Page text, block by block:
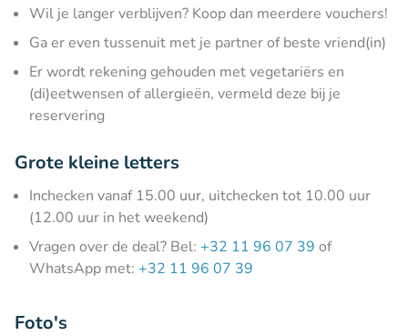
Wil je langer verblijven? Koop dan meerdere vouchers!
Ga er even tussenuit met je partner of beste vriend(in)
Er wordt rekening gehouden met vegetariërs en
(di)eetwensen of allergieën, vermeld deze bij je
reservering
Grote kleine letters
Inchecken vanaf 15.00 uur, uitchecken tot 10.00 uur
(12.00 uur in het weekend)
Vragen over de deal? Bel: +32 11 96 07 39 of
WhatsApp met: +32 11 96 07 39
Foto's